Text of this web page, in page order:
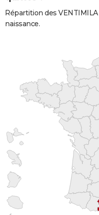
Répartition des
naissance.